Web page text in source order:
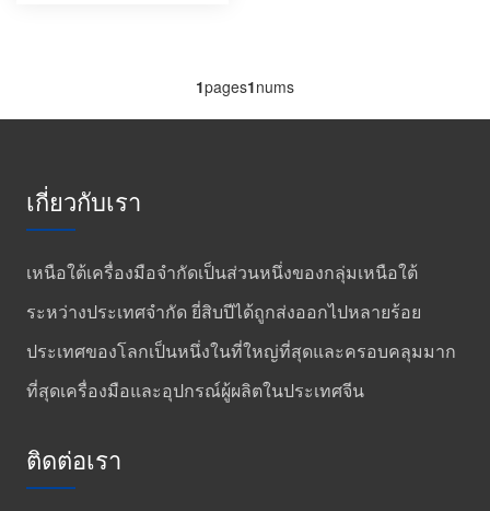
1pages1nums
เกี่ยวกับเรา
เหนือใต้เครื่องมือจำกัดเป็นส่วนหนึ่งของกลุ่มเหนือใต้
ระหว่างประเทศจำกัด ยี่สิบปีได้ถูกส่งออกไปหลายร้อย
ประเทศของโลกเป็นหนึ่งในที่ใหญ่ที่สุดและครอบคลุมมาก
ที่สุดเครื่องมือและอุปกรณ์ผู้ผลิตในประเทศจีน
ติดต่อเรา